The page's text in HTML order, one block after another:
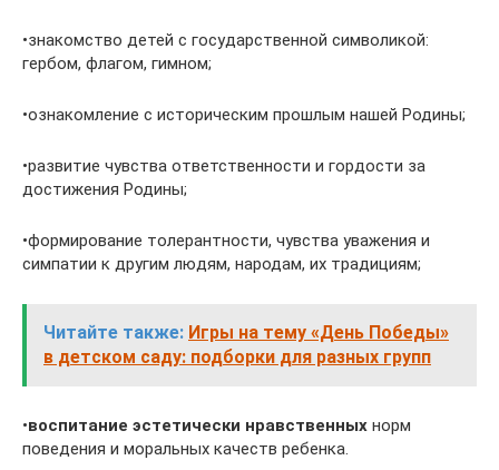
•знакомство детей с государственной символикой:
гербом, флагом, гимном;
•ознакомление с историческим прошлым нашей Родины;
•развитие чувства ответственности и гордости за
достижения Родины;
•формирование толерантности, чувства уважения и
симпатии к другим людям, народам, их традициям;
Читайте также: Игры на тему «День Победы»
в детском саду: подборки для разных групп
•воспитание эстетически нравственных норм
поведения и моральных качеств ребенка.